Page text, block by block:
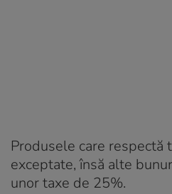
Produsele care respectă
exceptate, însă alte
unor taxe de 25%.